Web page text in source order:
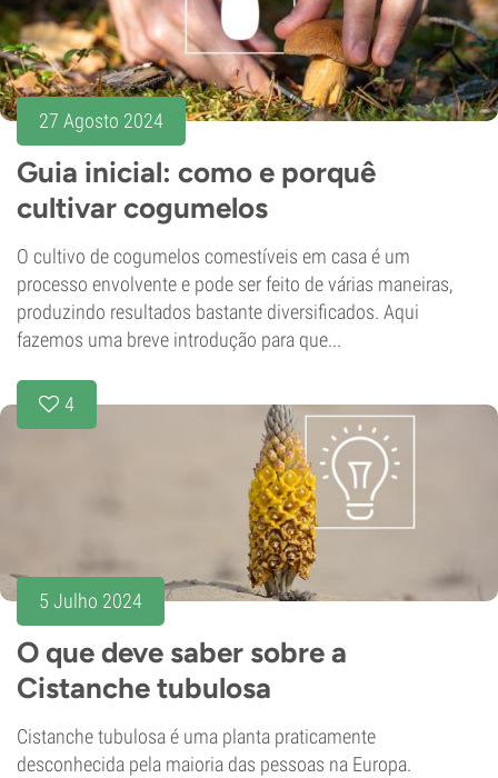
27 Agosto 2024
Guia inicial: como e porquê
cultivar cogumelos
O cultivo de cogumelos comestíveis em casa é um
processo envolvente e pode ser feito de várias maneiras,
produzindo resultados bastante diversificados. Aqui
fazemos uma breve introdução para que...
4
5 Julho 2024
O que deve saber sobre a
Cistanche tubulosa
Cistanche tubulosa é uma planta praticamente
desconhecida pela maioria das pessoas na Europa.